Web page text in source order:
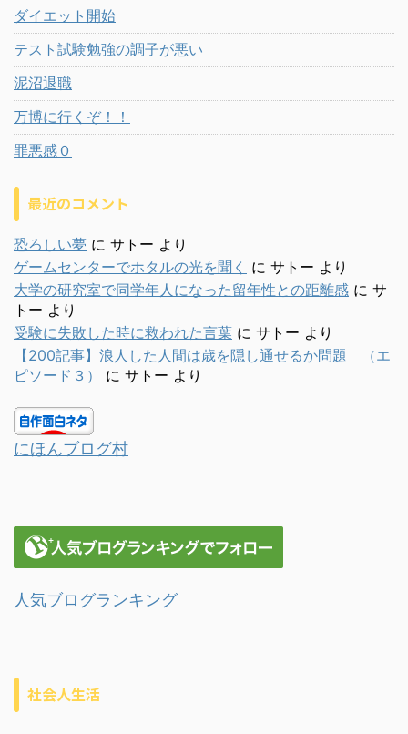
ダイエット開始
テスト試験勉強の調子が悪い
泥沼退職
万博に行くぞ！！
罪悪感０
最近のコメント
恐ろしい夢 に サトー より
ゲームセンターでホタルの光を聞く に サトー より
大学の研究室で同学年人になった留年性との距離感 に サ
トー より
受験に失敗した時に救われた言葉 に サトー より
【200記事】浪人した人間は歳を隠し通せるか問題 （エ
ピソード３）
に サトー より
にほんブログ村
人気ブログランキング
社会人生活